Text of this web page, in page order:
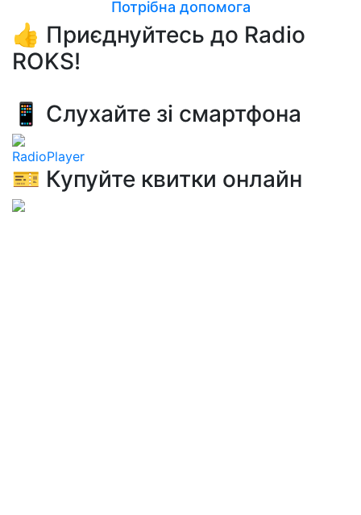
Потрібна допомога
👍 Приєднуйтесь до Radio
ROKS!
📱 Слухайте зі смартфона
RadioPlayer
🎫 Купуйте квитки онлайн